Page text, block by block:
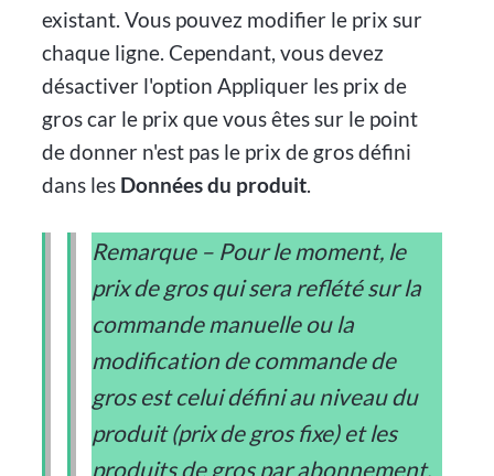
existant. Vous pouvez modifier le prix sur
chaque ligne. Cependant, vous devez
désactiver l'option Appliquer les prix de
gros car le prix que vous êtes sur le point
de donner n'est pas le prix de gros défini
dans les Données du produit.
Remarque – Pour le moment, le
prix de gros qui sera reflété sur la
commande manuelle ou la
modification de commande de
gros est celui défini au niveau du
produit (prix de gros fixe) et les
produits de gros par abonnement.